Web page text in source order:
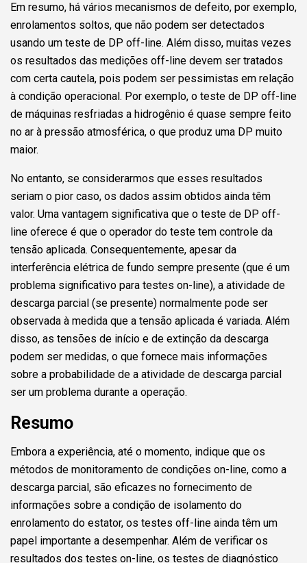
Em resumo, há vários mecanismos de defeito, por exemplo,
enrolamentos soltos, que não podem ser detectados
usando um teste de DP off-line. Além disso, muitas vezes
os resultados das medições off-line devem ser tratados
com certa cautela, pois podem ser pessimistas em relação
à condição operacional. Por exemplo, o teste de DP off-line
de máquinas resfriadas a hidrogênio é quase sempre feito
no ar à pressão atmosférica, o que produz uma DP muito
maior.
No entanto, se considerarmos que esses resultados
seriam o pior caso, os dados assim obtidos ainda têm
valor. Uma vantagem significativa que o teste de DP off-
line oferece é que o operador do teste tem controle da
tensão aplicada. Consequentemente, apesar da
interferência elétrica de fundo sempre presente (que é um
problema significativo para testes on-line), a atividade de
descarga parcial (se presente) normalmente pode ser
observada à medida que a tensão aplicada é variada. Além
disso, as tensões de início e de extinção da descarga
podem ser medidas, o que fornece mais informações
sobre a probabilidade de a atividade de descarga parcial
ser um problema durante a operação.
Resumo
Embora a experiência, até o momento, indique que os
métodos de monitoramento de condições on-line, como a
descarga parcial, são eficazes no fornecimento de
informações sobre a condição de isolamento do
enrolamento do estator, os testes off-line ainda têm um
papel importante a desempenhar. Além de verificar os
resultados dos testes on-line, os testes de diagnóstico